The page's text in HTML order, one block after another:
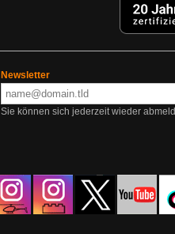
Newsletter
Sie können sich jederzeit wieder